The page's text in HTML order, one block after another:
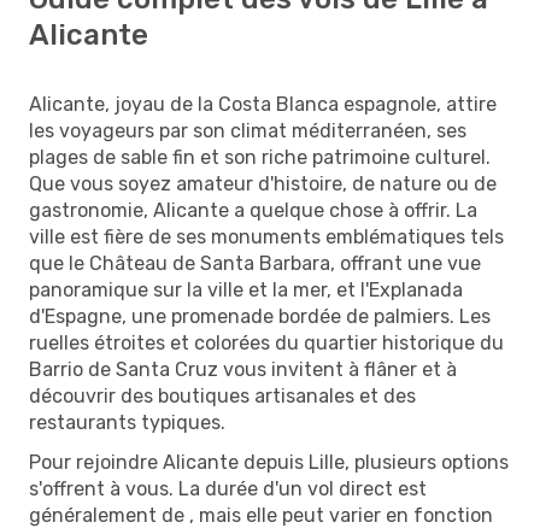
Alicante
Alicante, joyau de la Costa Blanca espagnole, attire
les voyageurs par son climat méditerranéen, ses
plages de sable fin et son riche patrimoine culturel.
Que vous soyez amateur d'histoire, de nature ou de
gastronomie, Alicante a quelque chose à offrir. La
ville est fière de ses monuments emblématiques tels
que le Château de Santa Barbara, offrant une vue
panoramique sur la ville et la mer, et l'Explanada
d'Espagne, une promenade bordée de palmiers. Les
ruelles étroites et colorées du quartier historique du
Barrio de Santa Cruz vous invitent à flâner et à
découvrir des boutiques artisanales et des
restaurants typiques.
Pour rejoindre Alicante depuis Lille, plusieurs options
s'offrent à vous. La durée d'un vol direct est
généralement de , mais elle peut varier en fonction